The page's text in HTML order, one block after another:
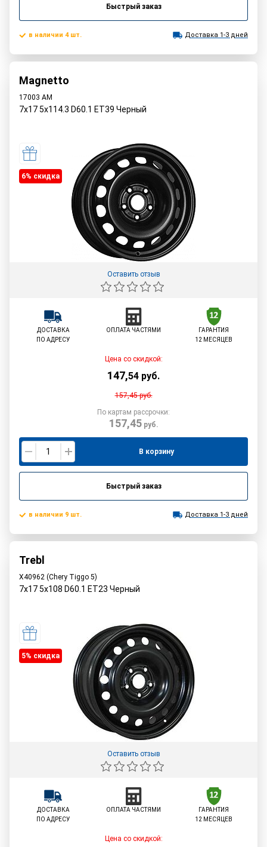
Быстрый заказ
в наличии 4 шт. Доставка 1-3 дней
Magnetto
17003 AM
7x17 5x114.3 D60.1 ET39 Черный
6% cкидка
Оставить отзыв
ДОСТАВКА
ПО АДРЕСУ
ОПЛАТА ЧАСТЯМИ
ГАРАНТИЯ
12 МЕСЯЦЕВ
Цена со скидкой:
147,54 руб.
157,45руб.
По картам рассрочки:
157,45руб.
В корзину
Быстрый заказ
в наличии 9 шт. Доставка 1-3 дней
Trebl
X40962 (Chery Tiggo 5)
7x17 5x108 D60.1 ET23 Черный
5% cкидка
Оставить отзыв
ДОСТАВКА
ПО АДРЕСУ
ОПЛАТА ЧАСТЯМИ
ГАРАНТИЯ
12 МЕСЯЦЕВ
Цена со скидкой: